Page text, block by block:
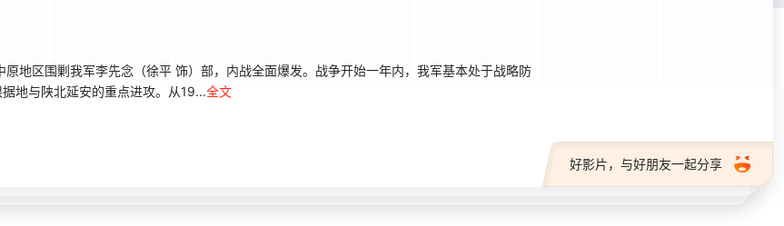
区围剿我军李先念（徐平 饰）部，内战全面爆发。战争开始一年内，我军基本处于战略防
地与陕北延安的重点进攻。从19...全文
好影片，与好朋友一起分享